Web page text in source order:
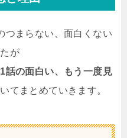
つまらない、面白くない
が
話の面白い、もう一度見
てまとめていきます。